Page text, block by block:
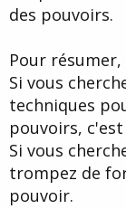
des pouvoirs.
Pour résumer,
Si vous
techniques
pouvoirs,
Si vous
trompez de
pouvoir.